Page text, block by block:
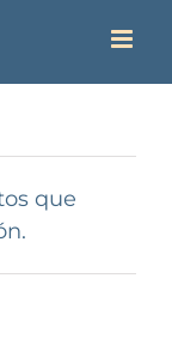
que